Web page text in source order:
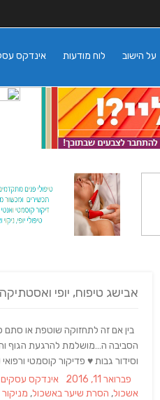
אינדקס לוח מודעות על הישוב
אבישג טיפוח, יופי ואסטתיקה
בין אם זה לתחזוקה שוטפת או סתם
הסביבה ה…מושלמת להרגעת הגוף
וסידור גבות ♥ פדיקור קוסמטי
Posted
on
פברואר 11, 2016 Categories
אינדקס
אשכול, הסרת שיער באשכול,